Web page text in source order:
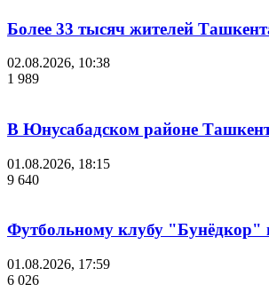
Более 33 тысяч жителей
02.08.2026, 10:38
1 989
В Юнусабадском районе
01.08.2026, 18:15
9 640
Футбольному клубу "Бунёдкор"
01.08.2026, 17:59
6 026